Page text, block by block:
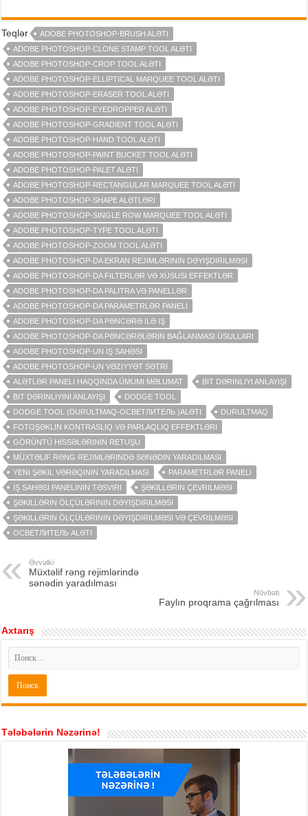
Teqlər
ADOBE PHOTOSHOP-BRUSH ALƏTI
ADOBE PHOTOSHOP-CLONE STAMP TOOL ALƏTI
ADOBE PHOTOSHOP-CROP TOOL ALƏTI
ADOBE PHOTOSHOP-ELLIPTICAL MARQUEE TOOL ALƏTI
ADOBE PHOTOSHOP-ERASER TOOL ALƏTI
ADOBE PHOTOSHOP-EYEDROPPER ALƏTI
ADOBE PHOTOSHOP-GRADIENT TOOL ALƏTI
ADOBE PHOTOSHOP-HAND TOOL ALƏTI
ADOBE PHOTOSHOP-PAINT BUCKET TOOL ALƏTI
ADOBE PHOTOSHOP-PALET ALƏTI
ADOBE PHOTOSHOP-RECTANGULAR MARQUEE TOOL ALƏTI
ADOBE PHOTOSHOP-SHAPE ALƏTLƏRI
ADOBE PHOTOSHOP-SINGLE ROW MARQUEE TOOL ALƏTI
ADOBE PHOTOSHOP-TYPE TOOL ALƏTI
ADOBE PHOTOSHOP-ZOOM TOOL ALƏTI
ADOBE PHOTOSHOP-DA EKRAN REJIMLƏRININ DƏYIŞDIRILMƏSI
ADOBE PHOTOSHOP-DA FILTERLƏR VƏ XÜSUSI EFFEKTLƏR
ADOBE PHOTOSHOP-DA PALITRA VƏ PANELLƏR
ADOBE PHOTOSHOP-DA PARAMETRLƏR PANELI
ADOBE PHOTOSHOP-DA PƏNCƏRƏ ILƏ IŞ
ADOBE PHOTOSHOP-DA PƏNCƏRƏLƏRIN BAĞLANMASI ÜSULLARI
ADOBE PHOTOSHOP-UN IŞ SAHƏSI
ADOBE PHOTOSHOP-UN VƏZIYYƏT SƏTRI
ALƏTLƏR PANELI HAQQINDA ÜMUMI MƏLUMAT
BIT DƏRINLIYI ANLAYIŞI
BIT DƏRINLIYINI ANLAYIŞI
DODGE TOOL
DODGE TOOL (DURULTMAQ-ОСВЕТЛИТЕЛЬ )ALƏTI
DURULTMAQ
FOTOŞƏKLIN KONTRASLIQ VƏ PARLAQLIQ EFFEKTLƏRI
GÖRÜNTÜ HISSƏLƏRININ RETUŞU
MÜXTƏLIF RƏNG REJIMLƏRINDƏ SƏNƏDIN YARADILMASI
YENI ŞƏKIL VƏRƏQININ YARADILMASI
PARAMETRLƏR PANELI
İŞ SAHƏSI PANELININ TƏSVIRI
ŞƏKILLƏRIN ÇEVRILMƏSI
ŞƏKILLƏRIN ÖLÇÜLƏRININ DƏYIŞDIRILMƏSI
ŞƏKILLƏRIN ÖLÇÜLƏRININ DƏYIŞDIRILMƏSI VƏ ÇEVRILMƏSI
ОСВЕТЛИТЕЛЬ ALƏTI
Əvvəlki
Müxtəlif rəng rejimlərində
sənədin yaradılması
Növbəti
Faylın proqrama çağrılması
Axtarış
Tələbələrin Nəzərinə!